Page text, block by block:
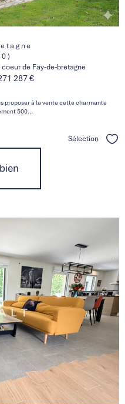
de Fay-de-bretagne
287 €
proposer à la vente cette charmante
500...
Sélection